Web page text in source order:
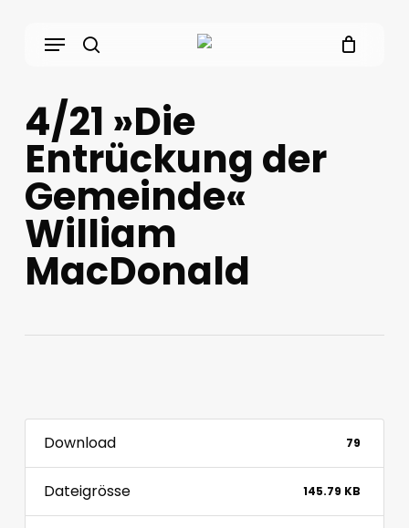
Menu
4/21 »Die
Entrückung der
Gemeinde«
William
MacDonald
Download 79
Dateigrösse 145.79 KB